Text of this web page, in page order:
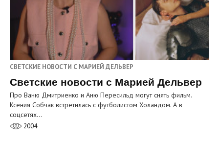
СВЕТСКИЕ НОВОСТИ С МАРИЕЙ ДЕЛЬВЕР
Светские новости с Марией Дельвер
Про Ваню Дмитриенко и Аню Пересильд могут снять фильм.
Ксения Собчак встретилась с футболистом Холандом. А в
соцсетях…
2004